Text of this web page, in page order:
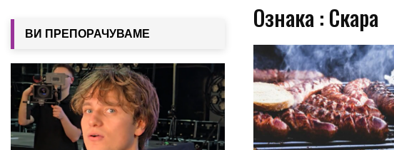
Ознака : Скара
ВИ ПРЕПОРАЧУВАМЕ